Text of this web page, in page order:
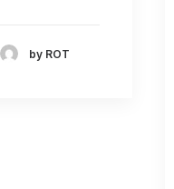
by ROT